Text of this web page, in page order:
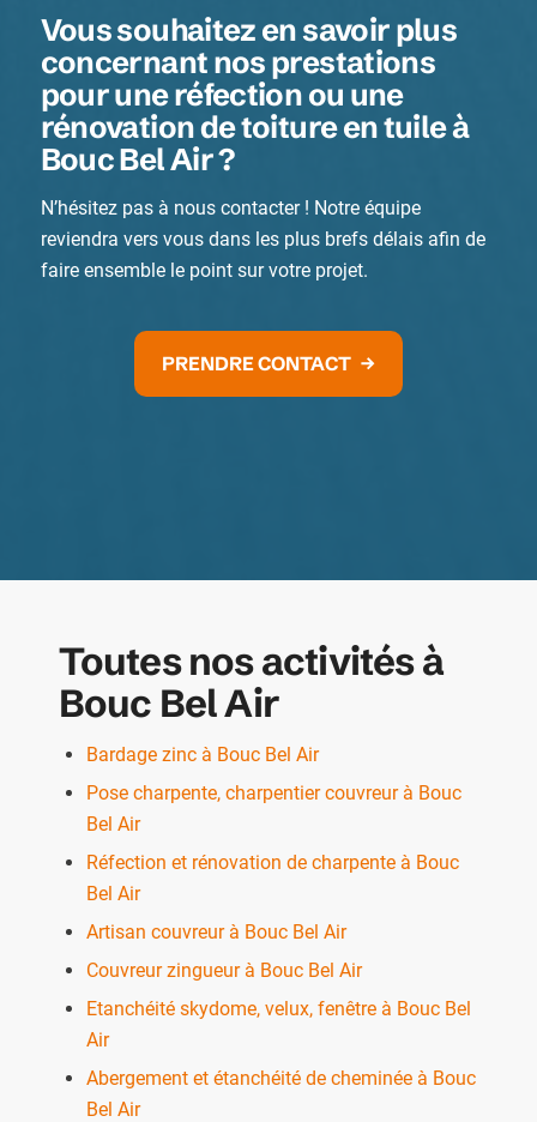
Vous souhaitez en savoir plus
concernant nos prestations
pour une réfection ou une
rénovation de toiture en tuile à
Bouc Bel Air ?
N’hésitez pas à nous contacter ! Notre équipe
reviendra vers vous dans les plus brefs délais afin de
faire ensemble le point sur votre projet.
PRENDRE CONTACT
Toutes nos activités à
Bouc Bel Air
Bardage zinc à Bouc Bel Air
Pose charpente, charpentier couvreur à Bouc
Bel Air
Réfection et rénovation de charpente à Bouc
Bel Air
Artisan couvreur à Bouc Bel Air
Couvreur zingueur à Bouc Bel Air
Etanchéité skydome, velux, fenêtre à Bouc Bel
Air
Abergement et étanchéité de cheminée à Bouc
Bel Air